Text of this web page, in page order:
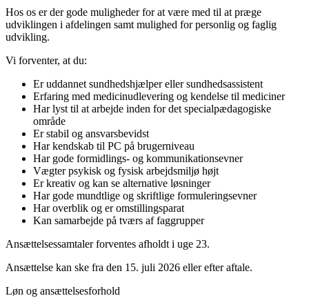
Hos os er der gode muligheder for at være med til at præge
udviklingen i afdelingen samt mulighed for personlig og faglig
udvikling.
Vi forventer, at du:
Er uddannet sundhedshjælper eller sundhedsassistent
Erfaring med medicinudlevering og kendelse til mediciner
Har lyst til at arbejde inden for det specialpædagogiske
område
Er stabil og ansvarsbevidst
Har kendskab til PC på brugerniveau
Har gode formidlings- og kommunikationsevner
Vægter psykisk og fysisk arbejdsmiljø højt
Er kreativ og kan se alternative løsninger
Har gode mundtlige og skriftlige formuleringsevner
Har overblik og er omstillingsparat
Kan samarbejde på tværs af faggrupper
Ansættelsessamtaler forventes afholdt i uge 23.
Ansættelse kan ske fra den 15. juli 2026 eller efter aftale.
Løn og ansættelsesforhold